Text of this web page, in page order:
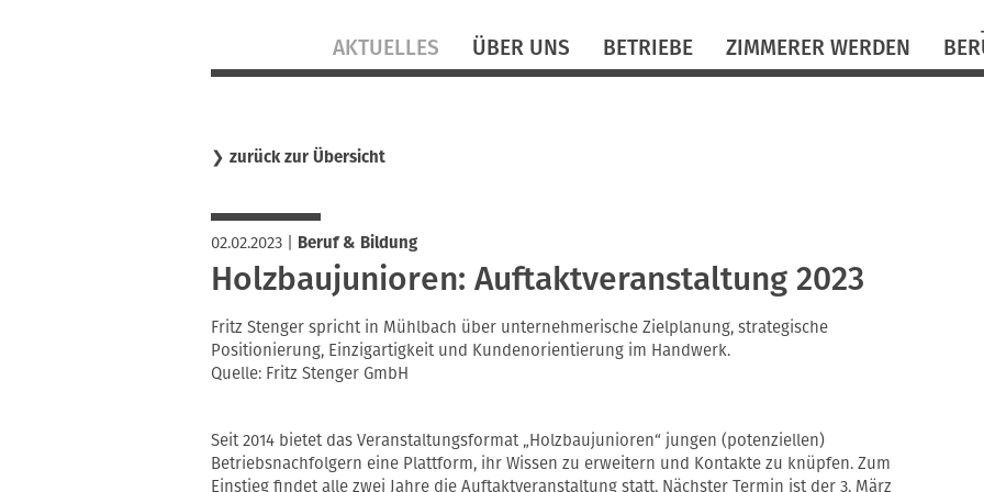
überspringen
AKTUELLES ÜBER UNS BETRIEBE ZIMMERER WERDEN
❯ zurück zur Übersicht
02.02.2023| Beruf & Bildung
Holzbaujunioren: Auftaktveranstaltung 2023
Fritz Stenger spricht in Mühlbach über unternehmerische Zielplanung, strategische
Positionierung, Einzigartigkeit und Kundenorientierung im Handwerk.
Quelle: Fritz Stenger GmbH
Seit 2014 bietet das Veranstaltungsformat „Holzbaujunioren“ jungen (potenziellen)
Betriebsnachfolgern eine Plattform, ihr Wissen zu erweitern und Kontakte zu knüpfen. Zum
Einstieg findet alle zwei Jahre die Auftaktveranstaltung statt. Nächster Termin ist der 3. März